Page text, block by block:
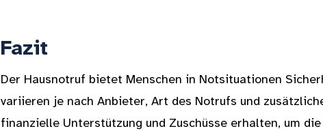
Fazit
Der Hausnotruf bietet Menschen in Notsituationen
variieren je nach Anbieter, Art des Notrufs und
finanzielle Unterstützung und Zuschüsse erhalten, um